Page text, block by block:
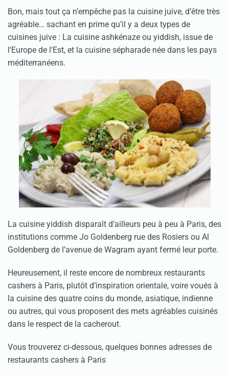
Bon, mais tout ça n’empêche pas la cuisine juive, d’être très
agréable… sachant en prime qu’il y a deux types de
cuisines juive : La cuisine ashkénaze ou yiddish, issue de
l'Europe de l'Est, et la cuisine sépharade née dans les pays
méditerranéens.
La cuisine yiddish disparaît d’ailleurs peu à peu à Paris, des
institutions comme Jo Goldenberg rue des Rosiers ou Al
Goldenberg de l’avenue de Wagram ayant fermé leur porte.
Heureusement, il reste encore de nombreux restaurants
cashers à Paris, plutôt d’inspiration orientale, voire voués à
la cuisine des quatre coins du monde, asiatique, indienne
ou autres, qui vous proposent des mets agréables cuisinés
dans le respect de la cacherout.
Vous trouverez ci-dessous, quelques bonnes adresses de
restaurants cashers à Paris